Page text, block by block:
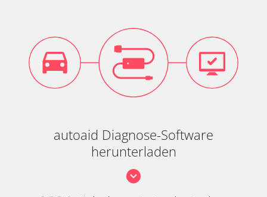
autoaid Diagnose-Software
herunterladen